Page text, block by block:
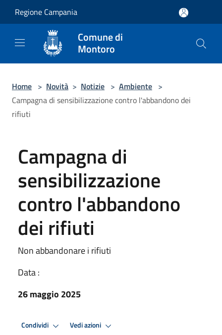
Regione Campania
Comune di
Montoro
Home > Novità > Notizie > Ambiente >
Campagna di sensibilizzazione contro l'abbandono dei
rifiuti
Campagna di
sensibilizzazione
contro l'abbandono
dei rifiuti
Non abbandonare i rifiuti
Data :
26 maggio 2025
Condividi Vedi azioni